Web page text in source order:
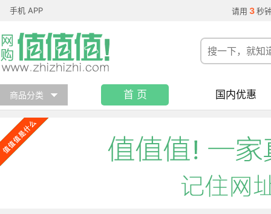
手机 APP 请用 3 秒
商品分类 首 页 国内优惠